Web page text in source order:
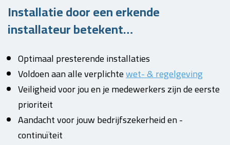
Installatie door een erkende
installateur betekent…
Optimaal presterende installaties
Voldoen aan alle verplichtewet- & regelgeving
Veiligheid voor jou en je medewerkers zijn de eerste
prioriteit
Aandacht voor jouw bedrijfszekerheid en -
continuïteit